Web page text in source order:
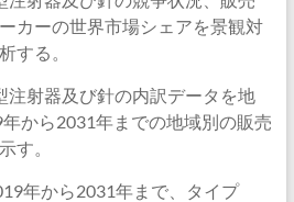
カーの世界市場シェアを景観対
する。
注射器及び針の内訳データを地
から2031年までの地域別の販売
す。
年から2031年まで、タイプ